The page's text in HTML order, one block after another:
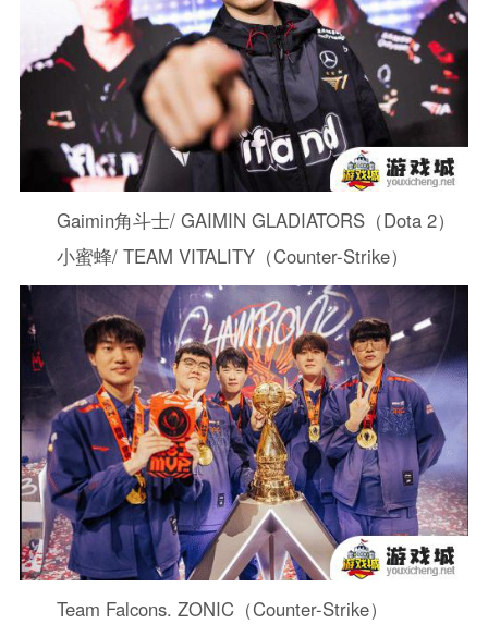
Gaimin角斗士/ GAIMIN GLADIATORS（Dota 2）
小蜜蜂/ TEAM VITALITY（Counter-Strike）
Team Falcons. ZONIC（Counter-Strike）